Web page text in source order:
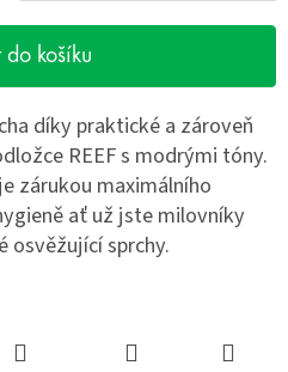
do košíku
díky praktické a zároveň
REEF s modrými tóny.
zárukou maximálního
ať už jste milovníky
osvěžující sprchy.